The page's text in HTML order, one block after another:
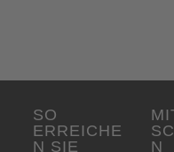
SO
ERREICHE
N SIE
N